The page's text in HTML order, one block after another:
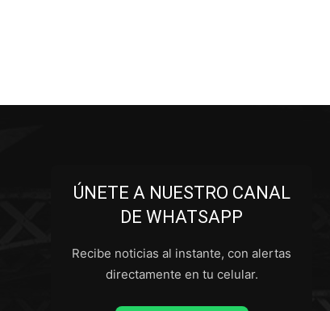
ÚNETE A NUESTRO CANAL
DE WHATSAPP
Recibe noticias al instante, con alertas
directamente en tu celular.